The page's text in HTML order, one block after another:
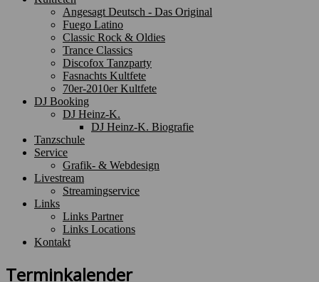
Angesagt Deutsch - Das Original
Fuego Latino
Classic Rock & Oldies
Trance Classics
Discofox Tanzparty
Fasnachts Kultfete
70er-2010er Kultfete
DJ Booking
DJ Heinz-K.
DJ Heinz-K. Biografie
Tanzschule
Service
Grafik- & Webdesign
Livestream
Streamingservice
Links
Links Partner
Links Locations
Kontakt
Terminkalender